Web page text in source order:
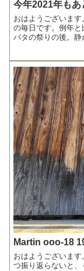
今年2021年もあ
おはようございま
の毎日です。例年
バタの祭りの後。
Martin ooo-18
おはようございま
つ振り返らないと